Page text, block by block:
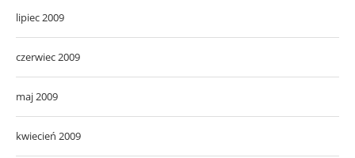
lipiec 2009
czerwiec 2009
maj 2009
kwiecień 2009